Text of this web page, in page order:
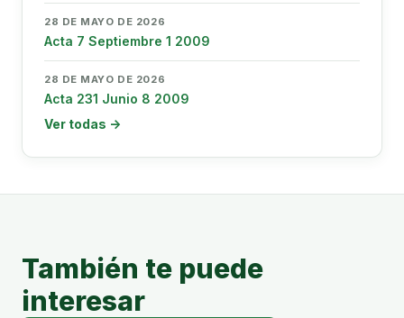
28 DE MAYO DE 2026
Acta 7 Septiembre 1 2009
28 DE MAYO DE 2026
Acta 231 Junio 8 2009
Ver todas →
También te puede
interesar